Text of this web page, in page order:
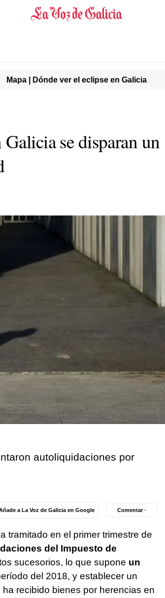
Mapa | Dónde ver el eclipse en Galicia
se disparan un
autoliquidaciones por
a La Voz de Galicia en Google Comentar ·
tramitado en el primer trimestre de
del Impuesto de
sucesorios, lo que supone un
del 2018, y establecer un
recibido bienes por herencias en